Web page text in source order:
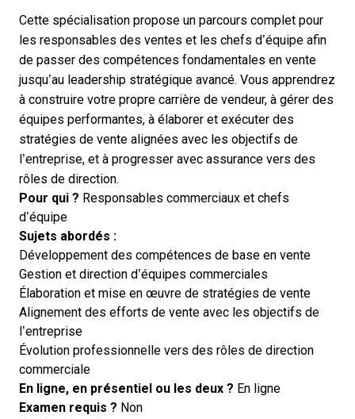
Cette spécialisation propose un parcours complet pour
les responsables des ventes et les chefs d’équipe afin
de passer des compétences fondamentales en vente
jusqu’au leadership stratégique avancé. Vous apprendrez
à construire votre propre carrière de vendeur, à gérer des
équipes performantes, à élaborer et exécuter des
stratégies de vente alignées avec les objectifs de
l’entreprise, et à progresser avec assurance vers des
rôles de direction.
Pour qui ? Responsables commerciaux et chefs
d’équipe
Sujets abordés :
Développement des compétences de base en vente
Gestion et direction d’équipes commerciales
Élaboration et mise en œuvre de stratégies de vente
Alignement des efforts de vente avec les objectifs de
l’entreprise
Évolution professionnelle vers des rôles de direction
commerciale
En ligne, en présentiel ou les deux ? En ligne
Examen requis ? Non